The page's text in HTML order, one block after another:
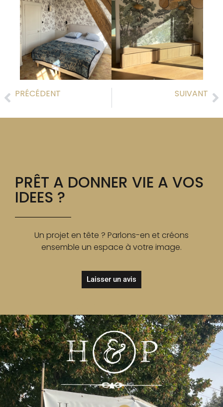
PRÉCÉDENT SUIVANT
PRÊT A DONNER VIE A VOS
IDEES ?
Un projet en tête ? Parlons-en et créons
ensemble un espace à votre image.
Laisser un avis